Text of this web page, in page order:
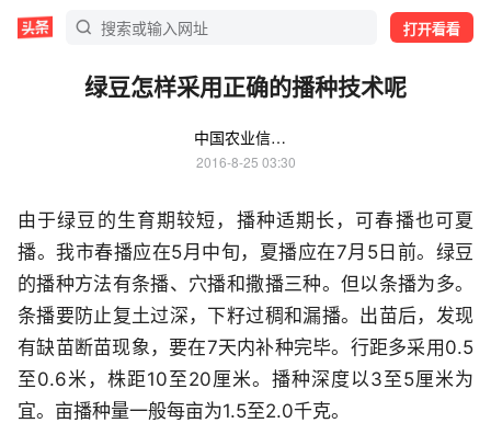
打开看看
绿豆怎样采用正确的播种技术呢
中国农业信息网
2016-8-25 03:30
由于绿豆的生育期较短，播种适期长，可春播也可夏
播。我市春播应在5月中旬，夏播应在7月5日前。绿豆
的播种方法有条播、穴播和撒播三种。但以条播为多。
条播要防止复土过深，下籽过稠和漏播。出苗后，发现
有缺苗断苗现象，要在7天内补种完毕。行距多采用0.5
至0.6米，株距10至20厘米。播种深度以3至5厘米为
宜。亩播种量一般每亩为1.5至2.0千克。